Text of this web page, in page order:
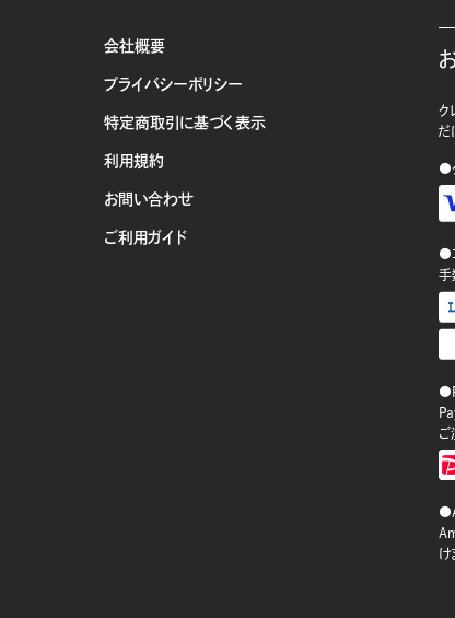
会社概要
プライバシーポリシー
特定商取引に基づく表示
利用規約
お問い合わせ
ご利用ガイド
ク
だ
●
●
手
ご
け